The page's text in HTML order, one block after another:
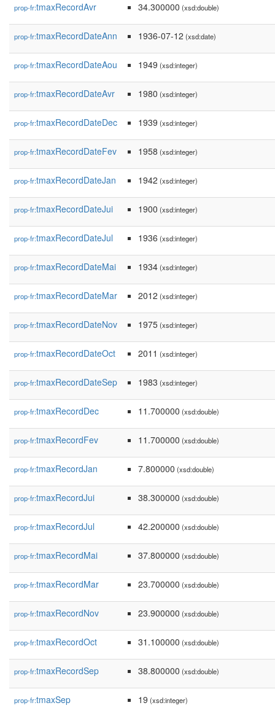
prop-fr:tmaxRecordAvr 34.300000 (xsd:double)
prop-fr:tmaxRecordDateAnn 1936-07-12 (xsd:date)
prop-fr:tmaxRecordDateAou 1949 (xsd:integer)
prop-fr:tmaxRecordDateAvr 1980 (xsd:integer)
prop-fr:tmaxRecordDateDec 1939 (xsd:integer)
prop-fr:tmaxRecordDateFev 1958 (xsd:integer)
prop-fr:tmaxRecordDateJan 1942 (xsd:integer)
prop-fr:tmaxRecordDateJui 1900 (xsd:integer)
prop-fr:tmaxRecordDateJul 1936 (xsd:integer)
prop-fr:tmaxRecordDateMai 1934(xsd:integer)
prop-fr:tmaxRecordDateMar 2012 (xsd:integer)
prop-fr:tmaxRecordDateNov 1975(xsd:integer)
prop-fr:tmaxRecordDateOct 2011 (xsd:integer)
prop-fr:tmaxRecordDateSep 1983 (xsd:integer)
prop-fr:tmaxRecordDec 11.700000 (xsd:double)
prop-fr:tmaxRecordFev 11.700000 (xsd:double)
prop-fr:tmaxRecordJan 7.800000 (xsd:double)
prop-fr:tmaxRecordJui 38.300000 (xsd:double)
prop-fr:tmaxRecordJul 42.200000 (xsd:double)
prop-fr:tmaxRecordMai 37.800000 (xsd:double)
prop-fr:tmaxRecordMar 23.700000 (xsd:double)
prop-fr:tmaxRecordNov 23.900000 (xsd:double)
prop-fr:tmaxRecordOct 31.100000 (xsd:double)
prop-fr:tmaxRecordSep 38.800000 (xsd:double)
prop-fr:tmaxSep 19 (xsd:integer)